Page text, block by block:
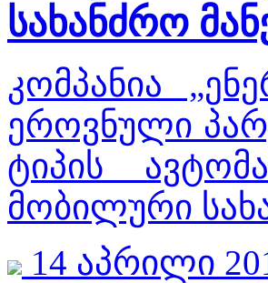
სახანძრო
კომპანია
ეროვნული
ტიპის
მობილური
14 აპრილი